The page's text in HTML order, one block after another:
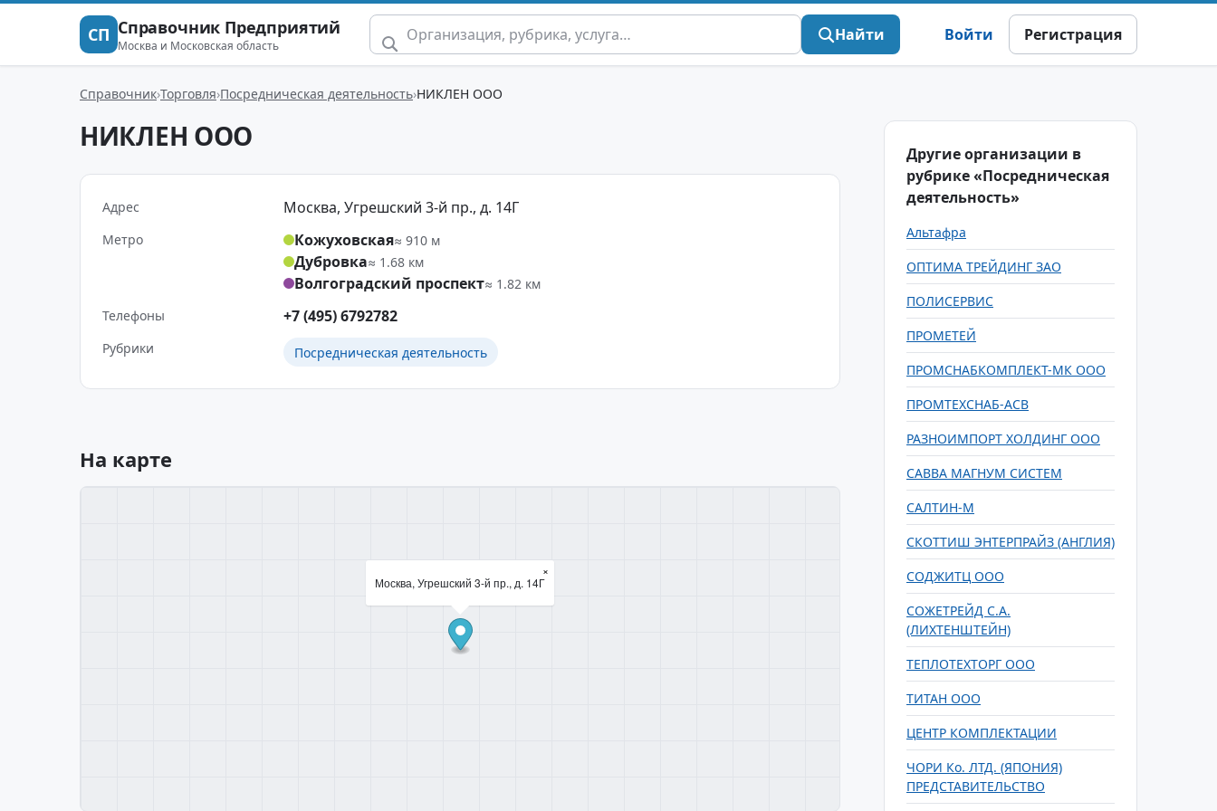
СП Справочник Предприятий
Москва и Московская область
Найти Войти Регистрация
Справочник Торговля Посредническая деятельность НИКЛЕН ООО
НИКЛЕН ООО
Адрес Москва, Угрешский 3-й пр., д. 14Г
Метро Кожуховская≈ 910 м
Дубровка≈ 1.68 км
Волгоградский проспект≈ 1.82 км
Телефоны
+7 (495) 6792782
Рубрики Посредническая деятельность
На карте
Москва, Угрешский 3-й пр., д. 14Г
×
Другие организации в
рубрике «Посредническая
деятельность»
Альтафра
ОПТИМА ТРЕЙДИНГ ЗАО
ПОЛИСЕРВИС
ПРОМЕТЕЙ
ПРОМСНАБКОМПЛЕКТ-МК ООО
ПРОМТЕХСНАБ-АСВ
РАЗНОИМПОРТ ХОЛДИНГ ООО
САВВА МАГНУМ СИСТЕМ
САЛТИН-М
СКОТТИШ ЭНТЕРПРАЙЗ (АНГЛИЯ)
СОДЖИТЦ ООО
СОЖЕТРЕЙД С.А.
(ЛИХТЕНШТЕЙН)
ТЕПЛОТЕХТОРГ ООО
ТИТАН ООО
ЦЕНТР КОМПЛЕКТАЦИИ
ЧОРИ Ко. ЛТД. (ЯПОНИЯ)
ПРЕДСТАВИТЕЛЬСТВО